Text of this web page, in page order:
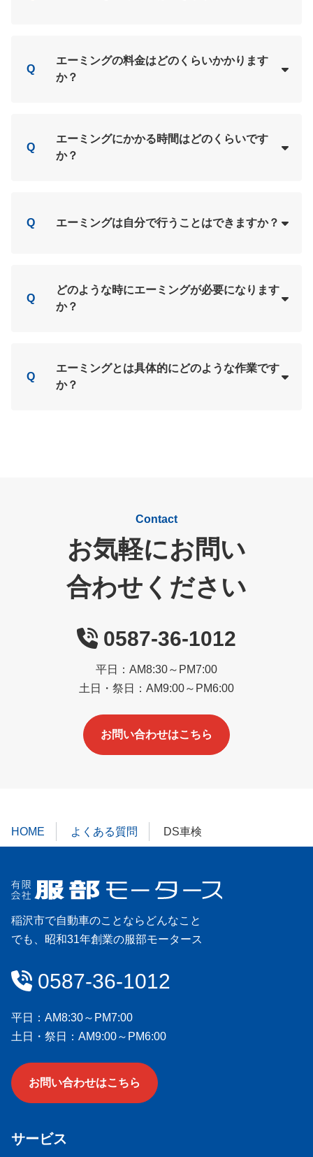
Q
エーミングの料金はどのくらいかかります
か？
Q
エーミングにかかる時間はどのくらいです
か？
Q
エーミングは自分で行うことはできますか？
Q
どのような時にエーミングが必要になります
か？
Q
エーミングとは具体的にどのような作業です
か？
Contact
お気軽にお問い
合わせください
0587-36-1012
平日：AM8:30～PM7:00
土日・祭日：AM9:00～PM6:00
お問い合わせはこちら
HOME よくある質問 DS車検
稲沢市で自動車のことならどんなこと
でも、昭和31年創業の服部モータース
0587-36-1012
平日：AM8:30～PM7:00
土日・祭日：AM9:00～PM6:00
お問い合わせはこちら
サービス